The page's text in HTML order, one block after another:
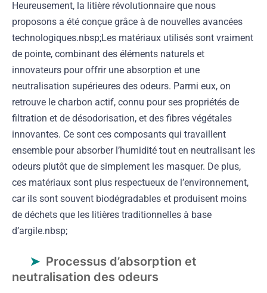
Heureusement, la litière révolutionnaire que nous
proposons a été conçue grâce à de nouvelles avancées
technologiques.nbsp;Les matériaux utilisés sont vraiment
de pointe, combinant des éléments naturels et
innovateurs pour offrir une absorption et une
neutralisation supérieures des odeurs. Parmi eux, on
retrouve le charbon actif, connu pour ses propriétés de
filtration et de désodorisation, et des fibres végétales
innovantes. Ce sont ces composants qui travaillent
ensemble pour absorber l’humidité tout en neutralisant les
odeurs plutôt que de simplement les masquer. De plus,
ces matériaux sont plus respectueux de l’environnement,
car ils sont souvent biodégradables et produisent moins
de déchets que les litières traditionnelles à base
d’argile.nbsp;
Processus d’absorption et
neutralisation des odeurs